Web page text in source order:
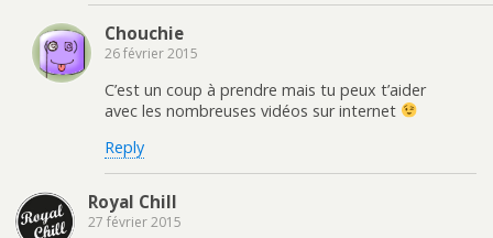
Chouchie
26 février 2015
C’est un coup à prendre mais tu peux t’aider
avec les nombreuses vidéos sur internet
Reply
Royal Chill
27 février 2015